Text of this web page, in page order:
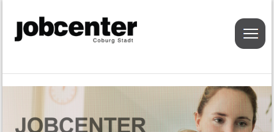
Menu
Geldleistung
Regelbedarf, Mehrbedarf und
einmalige Leistungen